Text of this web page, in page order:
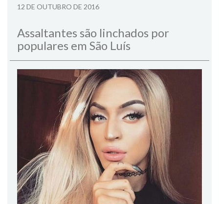
12 DE OUTUBRO DE 2016
Assaltantes são linchados por
populares em São Luís